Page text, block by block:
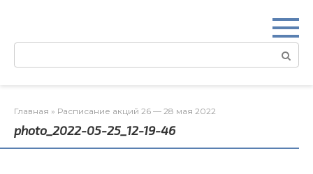
Поиск:
Главная » Расписание акций 26 — 28 мая 2022
photo_2022-05-25_12-19-46